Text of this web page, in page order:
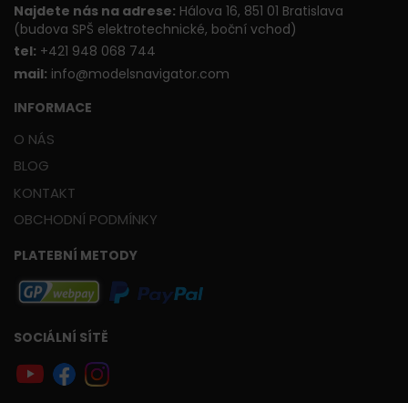
Najdete nás na adrese: Hálova 16, 851 01 Bratislava
(budova SPŠ elektrotechnické, boční vchod)
tel: +421 948 068 744
mail: info@modelsnavigator.com
INFORMACE
O NÁS
BLOG
KONTAKT
OBCHODNÍ PODMÍNKY
PLATEBNÍ METODY
SOCIÁLNÍ SÍTĚ